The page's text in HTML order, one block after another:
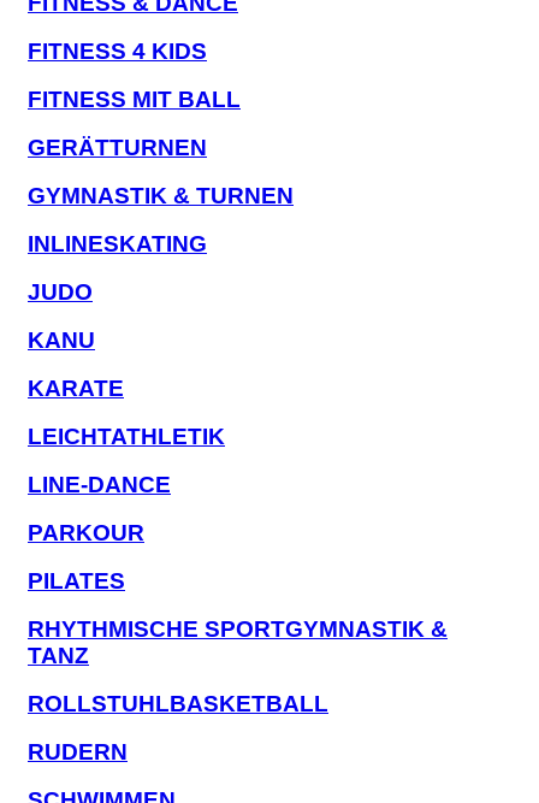
FITNESS 4 KIDS
FITNESS MIT BALL
GERÄTTURNEN
GYMNASTIK & TURNEN
INLINESKATING
JUDO
KANU
KARATE
LEICHTATHLETIK
LINE-DANCE
PARKOUR
PILATES
RHYTHMISCHE SPORTGYMNASTIK &
TANZ
ROLLSTUHLBASKETBALL
RUDERN